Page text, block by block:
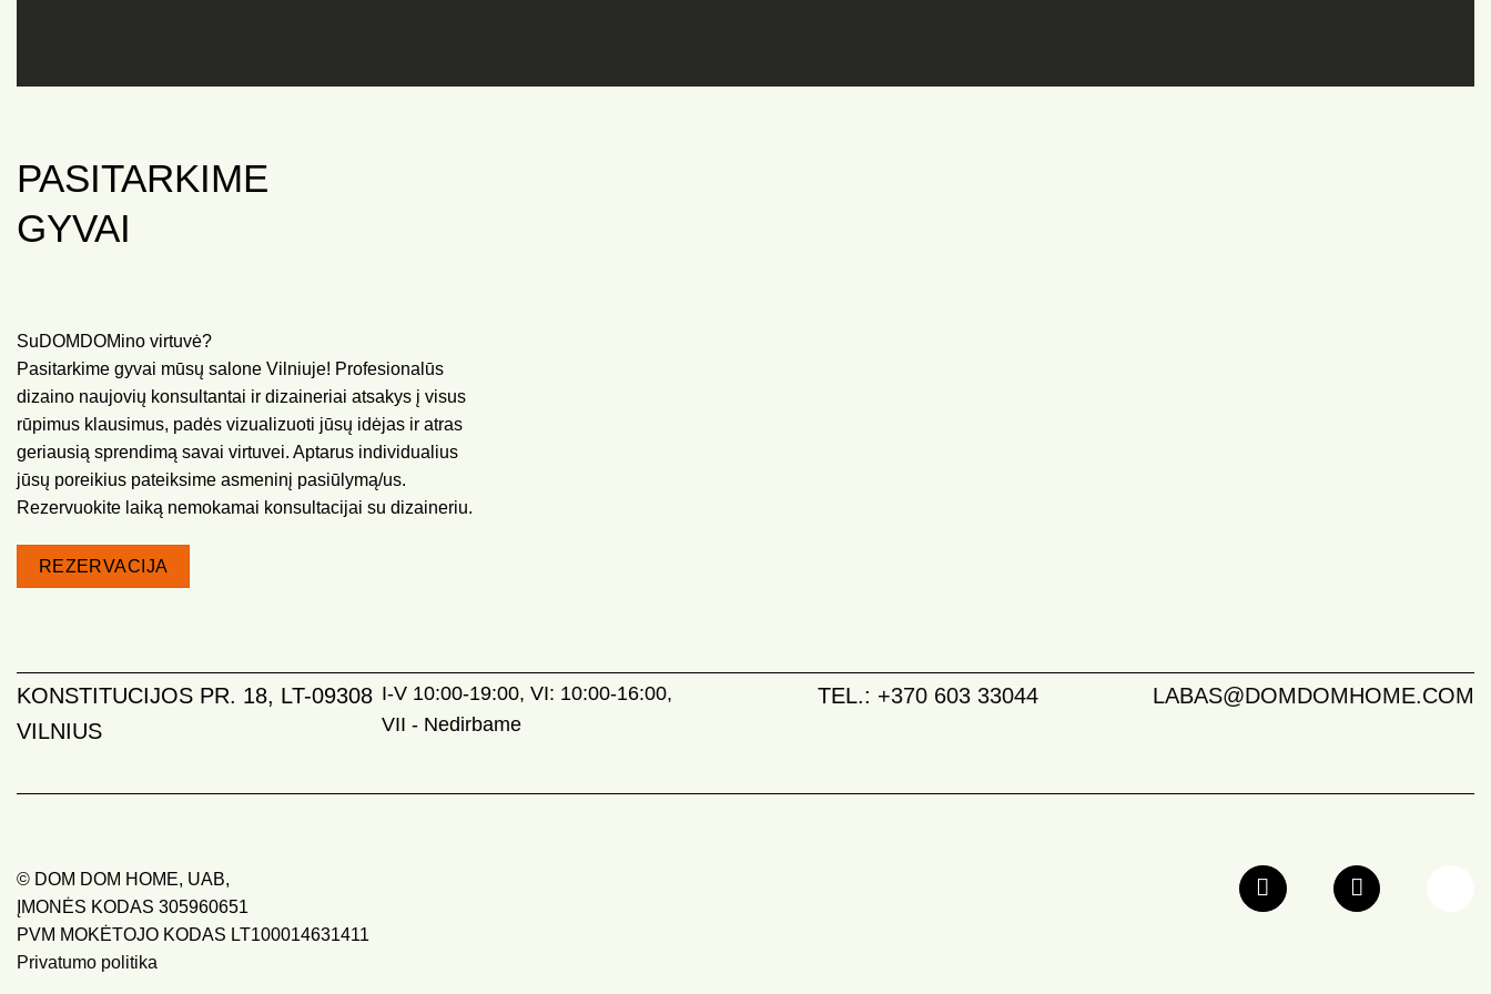
PASITARKIME
GYVAI
SuDOMDOMino virtuvė?
Pasitarkime gyvai mūsų salone Vilniuje! Profesionalūs
dizaino naujovių konsultantai ir dizaineriai atsakys į visus
rūpimus klausimus, padės vizualizuoti jūsų idėjas ir atras
geriausią sprendimą savai virtuvei. Aptarus individualius
jūsų poreikius pateiksime asmeninį pasiūlymą/us.
Rezervuokite laiką nemokamai konsultacijai su dizaineriu.
REZERVACIJA
KONSTITUCIJOS PR. 18, LT-09308
VILNIUS
I-V 10:00-19:00, VI: 10:00-16:00,
VII - Nedirbame
TEL.: +370 603 33044 LABAS@DOMDOMHOME.COM
© DOM DOM HOME, UAB,
ĮMONĖS KODAS 305960651
PVM MOKĖTOJO KODAS LT100014631411
Privatumo politika